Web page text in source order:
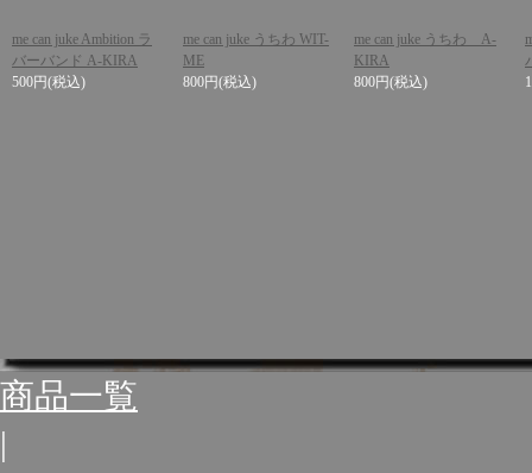
me can juke Ambition ラ
バーバンド A-KIRA
500円(税込)
me can juke うちわ WIT-
ME
800円(税込)
me can juke うちわ A-
KIRA
800円(税込)
商品一覧
|